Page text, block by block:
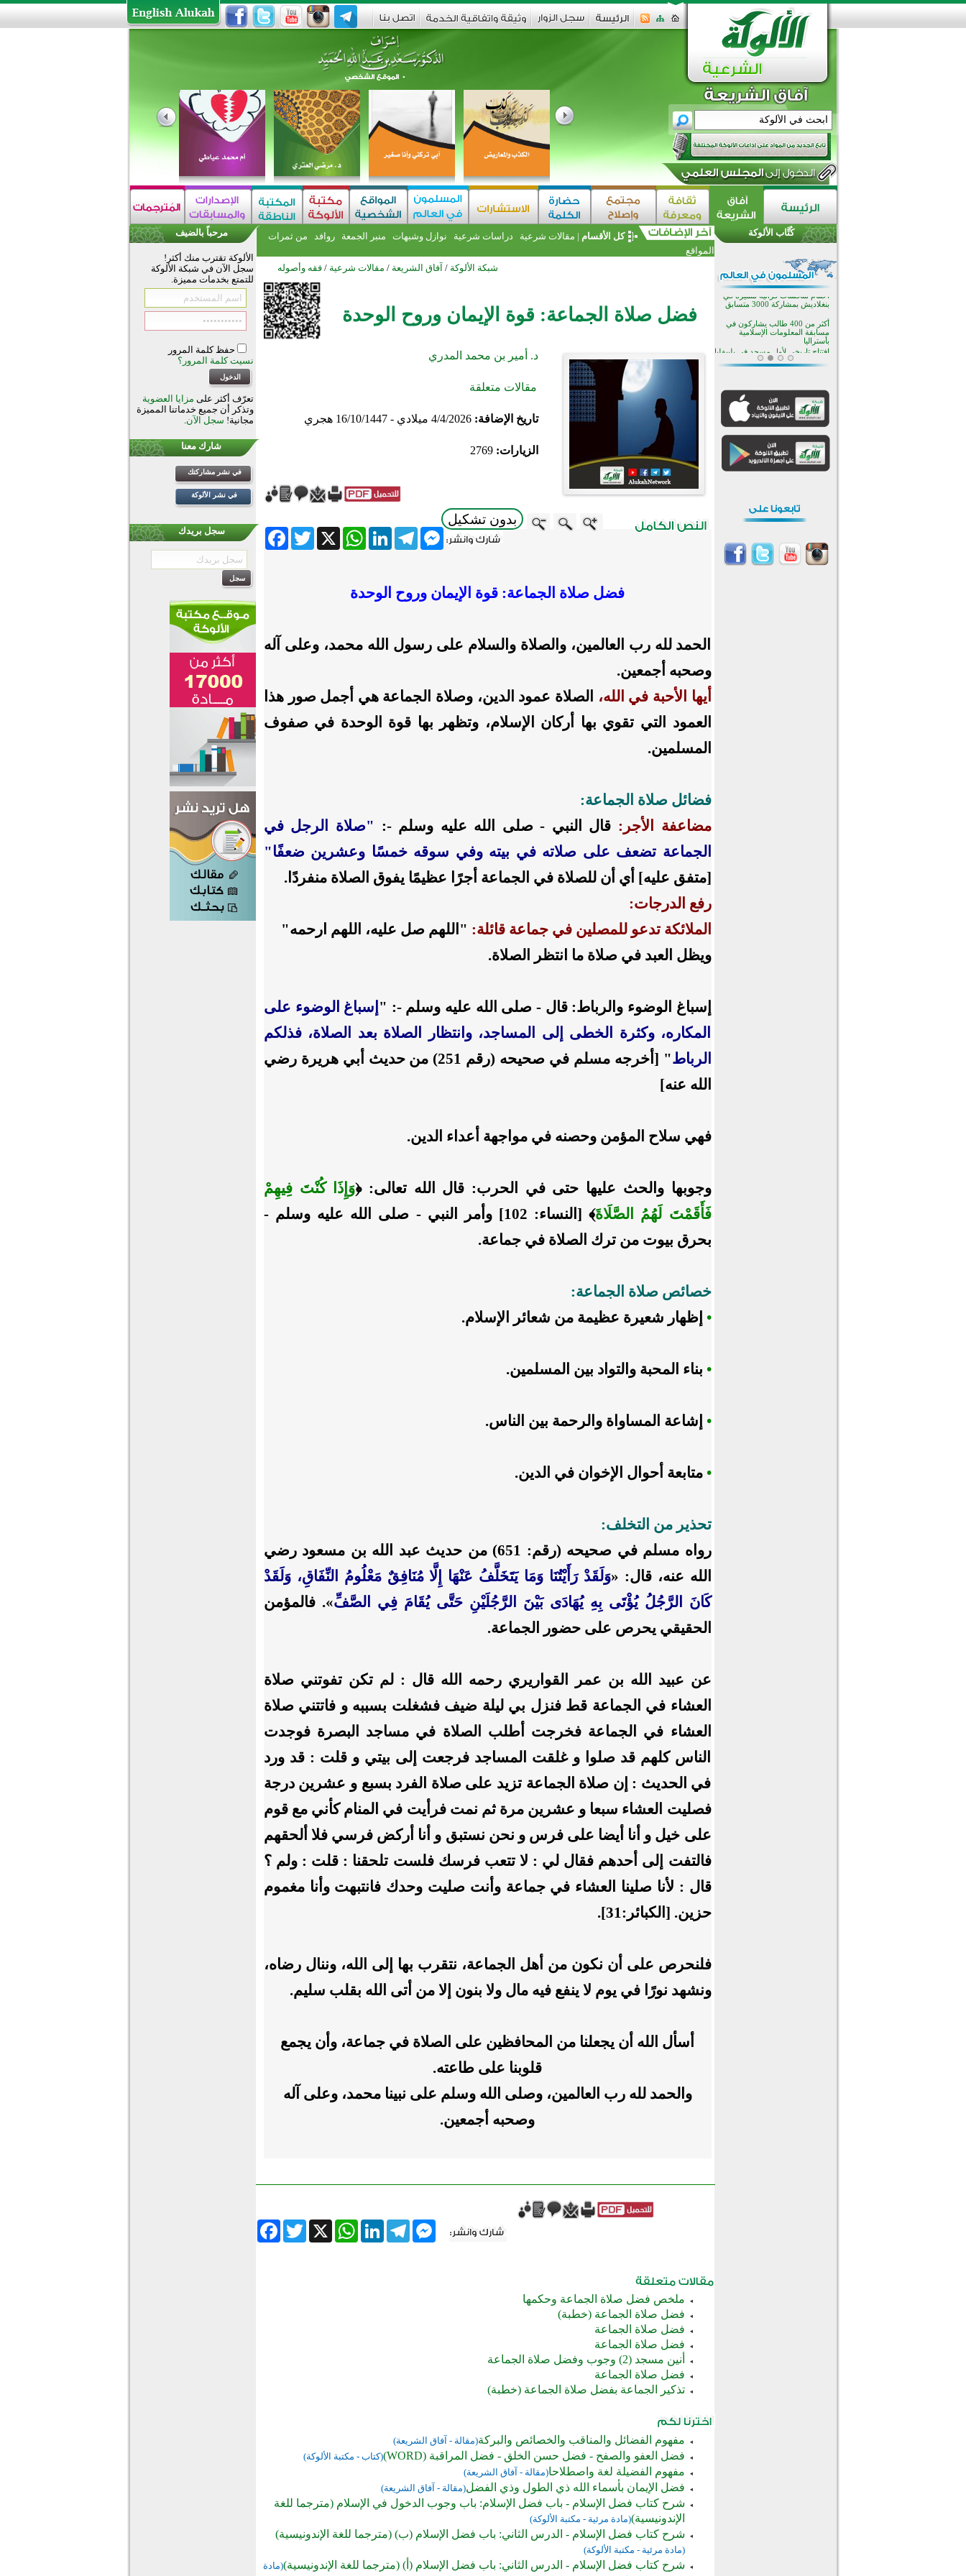
كل الأقسام | مقالات شرعية دراسات شرعية نوازل وشبهات منبر الجمعة روافد
من ثمرات
المواقع
شبكة الألوكة / آفاق الشريعة / مقالات شرعية / فقه وأصوله
فضل صلاة الجماعة: قوة الإيمان وروح الوحدة
د. أمير بن محمد المدري
مقالات متعلقة
تاريخ الإضافة:4/4/2026 ميلادي - 16/10/1447 هجري
الزيارات:2769
بدون تشكيل
FacebookTwitter X
WhatsAppLinkedInTelegram
Messenger
فضل صلاة الجماعة: قوة الإيمان وروح الوحدة
الحمد لله رب العالمين، والصلاة والسلام على رسول الله محمد، وعلى آله
وصحبه أجمعين.
أيها الأحبة في الله، الصلاة عمود الدين، وصلاة الجماعة هي أجمل صور هذا
العمود التي تقوي بها أركان الإسلام، وتظهر بها قوة الوحدة في صفوف
المسلمين.
فضائل صلاة الجماعة:
مضاعفة الأجر: قال النبي - صلى الله عليه وسلم -: "صلاة الرجل في
الجماعة تضعف على صلاته في بيته وفي سوقه خمسًا وعشرين ضعفًا"
[متفق عليه] أي أن للصلاة في الجماعة أجرًا عظيمًا يفوق الصلاة منفردًا.
رفع الدرجات:
الملائكة تدعو للمصلين في جماعة قائلة: "اللهم صل عليه، اللهم ارحمه"
ويظل العبد في صلاة ما انتظر الصلاة.
إسباغ الوضوء والرباط: قال- صلى الله عليه وسلم -: " إسباغ الوضوء على
المكاره، وكثرة الخطى إلى المساجد، وانتظار الصلاة بعد الصلاة، فذلكم
الرباط" [أخرجه مسلم في صحيحه (رقم 251) من حديث أبي هريرة
رضي
الله عنه]
فهي سلاح المؤمن وحصنه في مواجهة أعداء الدين.
وجوبها والحث عليها حتى في الحرب: قال الله تعالى:﴿وَإِذَا كُنْتَ فِيهِمْ
فَأَقَمْتَ لَهُمُ الصَّلَاةَ﴾ [النساء: 102] وأمر النبي- صلى الله عليه وسلم -
بحرق بيوت من ترك الصلاة في جماعة.
خصائص صلاة الجماعة:
• إظهار شعيرة عظيمة من شعائر الإسلام.
• بناء المحبة والتواد بين المسلمين.
• إشاعة المساواة والرحمة بين الناس.
•متابعة أحوال الإخوان في الدين.
تحذير من التخلف:
رواه مسلم في صحيحه (رقم: 651) من حديث عبد الله بن مسعود رضي
الله عنه، قال: «وَلَقَدْ رَأَيْتُنَا وَمَا يَتَخَلَّفُ عَنْهَا إِلَّا مُنَافِقٌ مَعْلُومُ النِّفَاقِ، وَلَقَدْ
كَانَ الرَّجُلُ يُؤْتَى بِهِ يُهَادَى بَيْنَ الرَّجُلَيْنِ حَتَّى يُقَامَ فِي الصَّفِّ». فالمؤمن
الحقيقي يحرص على حضور الجماعة.
عن عبيد الله بن عمر القواريريرحمه الله قال : لم تكن تفوتني صلاة
العشاء في الجماعة قط فنزل بي ليلة ضيف فشغلت بسببه و فاتتني صلاة
العشاء في الجماعة فخرجت أطلب الصلاة في مساجد البصرة فوجدت
الناس كلهم قد صلوا و غلقت المساجد فرجعت إلى بيتي و قلت : قد ورد
في الحديث : إن صلاة الجماعة تزيد على صلاة الفرد بسبع و عشرين درجة
فصليت العشاء سبعا و عشرين مرة ثم نمت فرأيت في المنام كأني مع قوم
على خيل و أنا أيضا على فرس و نحن نستبق و أنا أركض فرسي فلا ألحقهم
فالتفت إلى أحدهم فقال لي : لا تتعب فرسك فلست تلحقنا : قلت : ولم ؟
قال : لأنا صلينا العشاء في جماعة وأنت صليت وحدك فانتبهت وأنا مغموم
حزين. [الكبائر:31].
فلنحرص على أن نكون من أهل الجماعة، نتقرب بها إلى الله، وننال رضاه،
ونشهد نورًا في يوم لا ينفع فيه مال ولا بنون إلا من أتى الله بقلب سليم.
أسأل الله أن يجعلنا من المحافظين على الصلاة في جماعة، وأن يجمع
قلوبنا على طاعته.
والحمد لله رب العالمين، وصلى الله وسلم على نبينا محمد، وعلى آله
وصحبه أجمعين.
FacebookTwitter X
WhatsAppLinkedInTelegram
Messenger
ملخص فضل صلاة الجماعة وحكمها
فضل صلاة الجماعة (خطبة)
فضل صلاة الجماعة
فضل صلاة الجماعة
أنين مسجد (2) وجوب وفضل صلاة الجماعة
فضل صلاة الجماعة
تذكير الجماعة بفضل صلاة الجماعة (خطبة)
مفهوم الفضائل والمناقب والخصائص والبركة(مقالة - آفاق الشريعة)
فضل العفو والصفح - فضل حسن الخلق - فضل المراقبة (WORD) (كتاب - مكتبة الألوكة)
مفهوم الفضيلة لغة واصطلاحا(مقالة - آفاق الشريعة)
فضل الإيمان بأسماء الله ذي الطول وذي الفضل(مقالة - آفاق الشريعة)
شرح كتاب فضل الإسلام - باب فضل الإسلام: باب وجوب الدخول في الإسلام (مترجما للغة
الإندونيسية)(مادة مرئية - مكتبة الألوكة)
شرح كتاب فضل الإسلام - الدرس الثاني: باب فضل الإسلام (ب) (مترجما للغة الإندونيسية)
(مادة مرئية - مكتبة الألوكة)
شرح كتاب فضل الإسلام - الدرس الثاني: باب فضل الإسلام (أ) (مترجما للغة الإندونيسية)(مادة
مرحباً بالضيف
الألوكة تقترب منك أكثر!
سجل الآن في شبكة الألوكة
للتمتع بخدمات مميزة.
حفظ كلمة المرور
نسيت كلمة المرور؟
تعرّف أكثر على مزايا العضوية
وتذكر أن جميع خدماتنا المميزة
مجانية! سجل الآن.
شارك معنا
في نشر مشاركتك
في نشر الألوكة
سجل بريدك
كُتَّاب الألوكة
اختتام الدورة التاسعة لمسابقة حفظ
وتلاوة القرآن الكريم في أزناكاييف
تيسليتش تختتم برنامجا تعليميا لتعزيز
القيم وبناء الشخصية للشباب
المسلمين
اختتام منافسات قرآنية متميزة في
أكثر من 400 طالب يشاركون في
مسابقة المعلومات الإسلامية
بأستراليا
افتتاح تاريخي لأول مسجد في بلييفليا
بالجبل الأسود منذ أكثر من قرن
منطقة ريبوفسي تحتفل بميلاد
مسجد جديد في أجواء إيمانية مميزة
أكبر مشروع إسلامي في ريف
أستراليا يفتتح أبوابه بعد سنوات من
الصيفية للمسلمين في بينزا
وساراتوف وموردوفيا هذا العام
اختتام الدورة التاسعة لمسابقة حفظ
وتلاوة القرآن الكريم في أزناكاييف
تيسليتش تختتم برنامجا تعليميا لتعزيز
القيم وبناء الشخصية للشباب
المسلمين
اختتام منافسات قرآنية متميزة في
مسابقة المعلومات الإسلامية